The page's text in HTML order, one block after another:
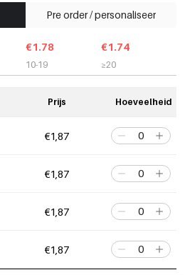
Pre order / personaliseer
€1.78
10-19
€1.74
≥20
Prijs Hoeveelheid
€1,87
€1,87
€1,87
€1,87